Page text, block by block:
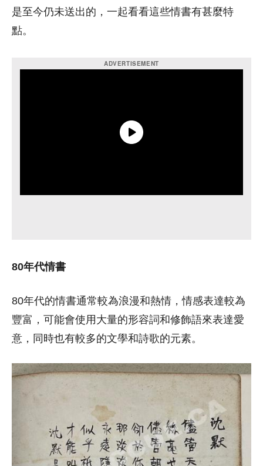
是至今仍未送出的，一起看看這些情書有甚麼特
點。
80年代情書
80年代的情書通常較為浪漫和熱情，情感表達較為
豐富，可能會使用大量的形容詞和修飾語來表達愛
意，同時也有較多的文學和詩歌的元素。